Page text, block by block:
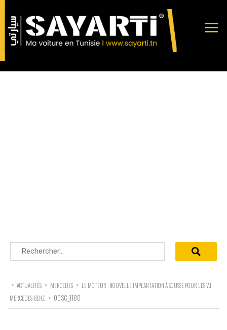
Rechercher :
> ACTUALITÉS > MERCEDES > LE MOTEUR : NOUVELLE IMPLANTATION À SOUSSE POUR LES V.I
MERCEDES-BENZ > 0DSC_1180